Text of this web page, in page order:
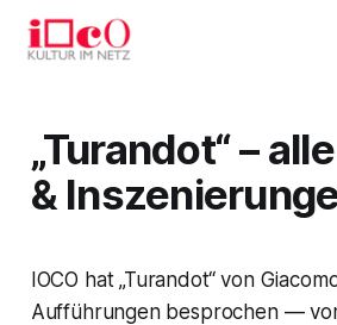
„Turandot“ –
&
IOCO hat „Turandot“ von
Aufführungen besprochen —